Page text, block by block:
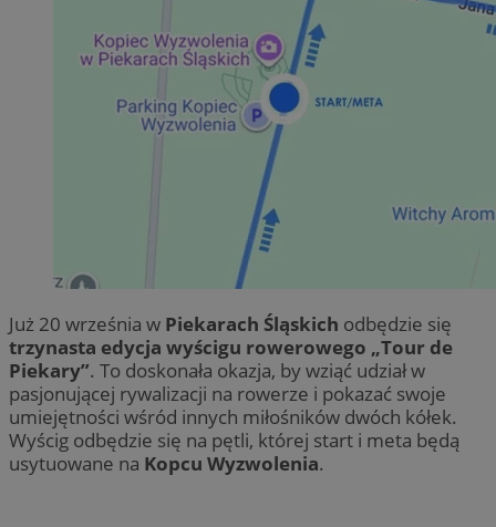
Już 20 września w Piekarach Śląskich odbędzie się
trzynasta edycja wyścigu rowerowego „Tour de
Piekary”. To doskonała okazja, by wziąć udział w
pasjonującej rywalizacji na rowerze i pokazać swoje
umiejętności wśród innych miłośników dwóch kółek.
Wyścig odbędzie się na pętli, której start i meta będą
usytuowane na Kopcu Wyzwolenia.